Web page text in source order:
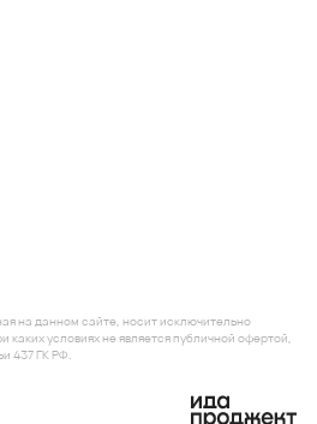
на данном сайте, носит исключительно
условиях не является публичной офертой,
437 ГК РФ.